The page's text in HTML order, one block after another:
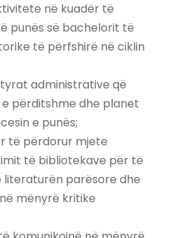
në kuadër të
punës së bachelorit të
të përfshirë në ciklin
administrative që
përditshme dhe planet
e punës;
të përdorur mjete
të bibliotekave për të
parësore dhe
mënyrë kritike